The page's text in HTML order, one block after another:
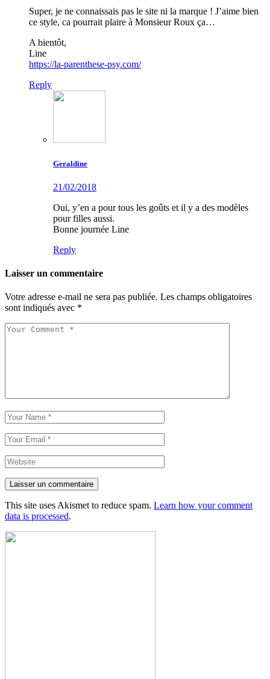
Super, je ne connaissais pas le site ni la marque ! J’aime bien
ce style, ca pourrait plaire à Monsieur Roux ça…
A bientôt,
Line
https://la-parenthese-psy.com/
Reply
Geraldine
21/02/2018
Oui, y’en a pour tous les goûts et il y a des modèles
pour filles aussi.
Bonne journée Line
Reply
Laisser un commentaire
Votre adresse e-mail ne sera pas publiée. Les champs obligatoires
sont indiqués avec *
Laisser un commentaire
This site uses Akismet to reduce spam. Learn how your comment
data is processed.